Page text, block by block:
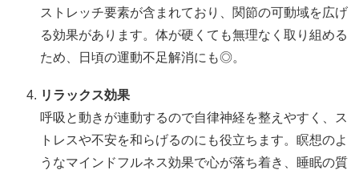
ストレッチ要素が含まれており、関節の可動域を広げ
る効果があります。体が硬くても無理なく取り組める
ため、日頃の運動不足解消にも◎。
リラックス効果
呼吸と動きが連動するので自律神経を整えやすく、ス
トレスや不安を和らげるのにも役立ちます。瞑想のよ
うなマインドフルネス効果で心が落ち着き、睡眠の質